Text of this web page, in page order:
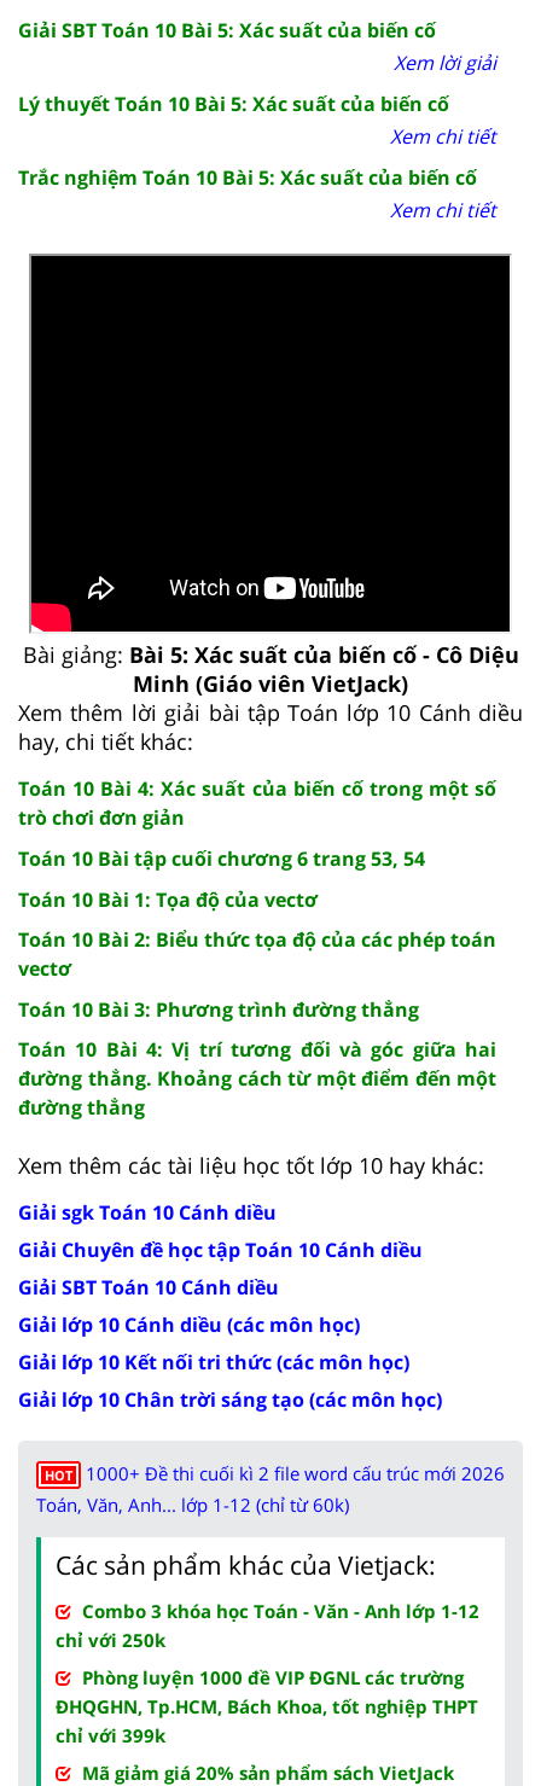
Giải SBT Toán 10 Bài 5: Xác suất của biến cố
Xem lời giải
Lý thuyết Toán 10 Bài 5: Xác suất của biến cố
Xem chi tiết
Trắc nghiệm Toán 10 Bài 5: Xác suất của biến cố
Xem chi tiết
Bài giảng: Bài 5: Xác suất của biến cố - Cô Diệu
Minh (Giáo viên VietJack)
Xem thêm lời giải bài tập Toán lớp 10 Cánh diều
hay, chi tiết khác:
Toán 10 Bài 4: Xác suất của biến cố trong một số
trò chơi đơn giản
Toán 10 Bài tập cuối chương 6 trang 53, 54
Toán 10 Bài 1: Tọa độ của vectơ
Toán 10 Bài 2: Biểu thức tọa độ của các phép toán
vectơ
Toán 10 Bài 3: Phương trình đường thẳng
Toán 10 Bài 4: Vị trí tương đối và góc giữa hai
đường thẳng. Khoảng cách từ một điểm đến một
đường thẳng
Xem thêm các tài liệu học tốt lớp 10 hay khác:
Giải sgk Toán 10 Cánh diều
Giải Chuyên đề học tập Toán 10 Cánh diều
Giải SBT Toán 10 Cánh diều
Giải lớp 10 Cánh diều (các môn học)
Giải lớp 10 Kết nối tri thức (các môn học)
Giải lớp 10 Chân trời sáng tạo (các môn học)
HOT
1000+ Đề thi cuối kì 2 file word cấu trúc mới 2026
Toán, Văn, Anh... lớp 1-12 (chỉ từ 60k)
Các sản phẩm khác của Vietjack:
Combo 3 khóa học Toán - Văn - Anh lớp 1-12
chỉ với 250k
Phòng luyện 1000 đề VIP ĐGNL các trường
ĐHQGHN, Tp.HCM, Bách Khoa, tốt nghiệp THPT
chỉ với 399k
Mã giảm giá 20% sản phẩm sách VietJack